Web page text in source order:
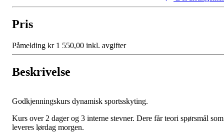
Pris
Påmelding kr 1 550,00 inkl. avgifter
Beskrivelse
Godkjenningskurs dynamisk sportsskyting.
Kurs over 2 dager og 3 interne stevner. Dere får teori spørsmål som
leveres lørdag morgen.